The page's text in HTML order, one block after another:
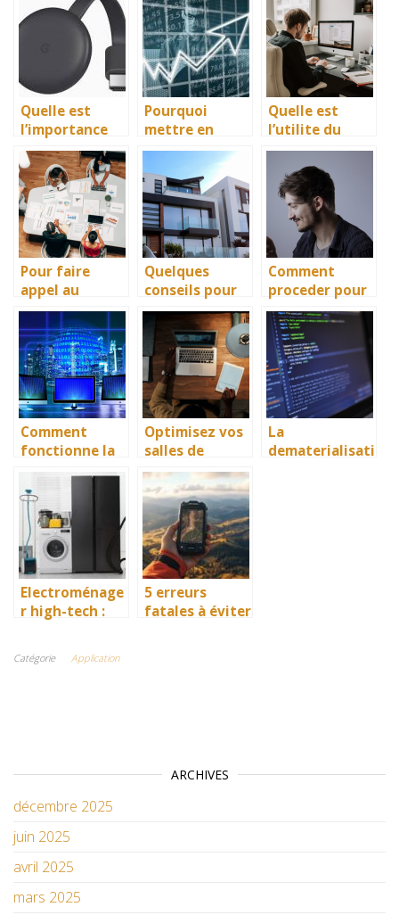
une
modelisation
et impressions
3D ?
ses avantages
?
Quelle est
l’importance
du Chromecast
dans vos
services a
l’hotel ?
Pourquoi
mettre en
place une TMA
ou tierce
maintenance
applicative ?
Quelle est
l’utilite du
metaverse et
du web3 ?
Pour faire
appel au
service de
metrologie de
WAVETEL ?
Quelques
conseils pour
faire des
economies en
copiant son
badge
d’immeuble
Comment
proceder pour
avoir un
numero RIO ?
Comment
fonctionne la
solution SD-
WAN ?
Optimisez vos
salles de
reunion avec
les meilleures
solutions de
visioconferenc
e
La
dematerialisati
Electroménage
r high-tech :
nouveautés ?
5 erreurs
fatales à éviter
Catégorie Application
ARCHIVES
décembre 2025
juin 2025
avril 2025
mars 2025